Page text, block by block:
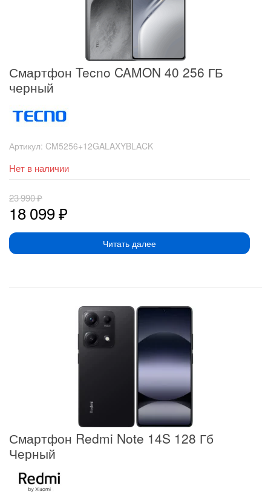
Смартфон Tecno CAMON 40 256 ГБ
черный
Артикул: CM5256+12GALAXYBLACK
Нет в наличии
18 099₽
23 990₽
Читать далее
Смартфон Redmi Note 14S 128 Гб
Черный